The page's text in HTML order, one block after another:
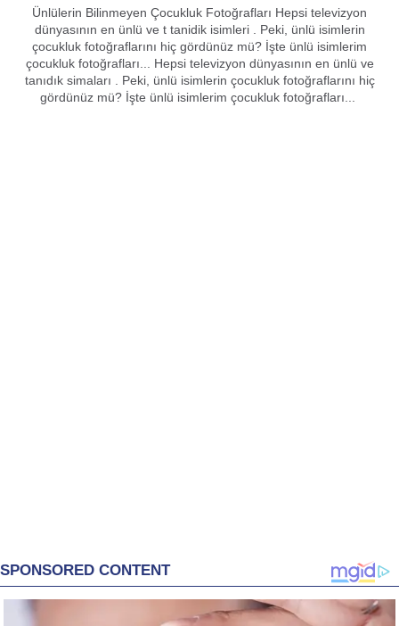
Ünlülerin Bilinmeyen Çocukluk Fotoğrafları Hepsi televizyon
dünyasının en ünlü ve t tanidik isimleri . Peki, ünlü isimlerin
çocukluk fotoğraflarını hiç gördünüz mü? İşte ünlü isimlerim
çocukluk fotoğrafları... Hepsi televizyon dünyasının en ünlü ve
tanıdık simaları . Peki, ünlü isimlerin çocukluk fotoğraflarını hiç
gördünüz mü? İşte ünlü isimlerim çocukluk fotoğrafları...